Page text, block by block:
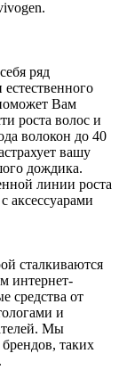
ряд
Вам
роста волос и
волокон до 40
вашу
дождика.
линии роста
аксессуарами
сталкиваются
интернет-
средства от
и
Мы
таких